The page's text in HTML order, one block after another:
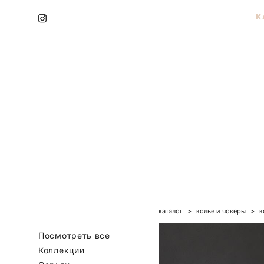
Посмотреть все
Коллекции
каталог > колье и чокеры >